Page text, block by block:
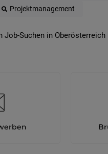
Projektmanagement
Job-Suchen in Oberösterreich